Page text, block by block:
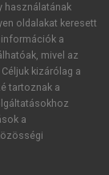
használatának
oldalakat keresett
a
mivel az
kizárólag a
tartoznak a
a